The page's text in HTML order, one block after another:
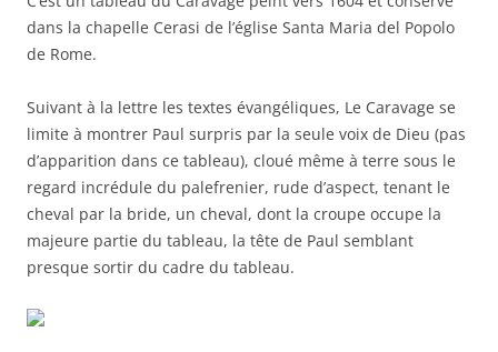
dans la chapelle Cerasi de l’église Santa Maria del Popolo
de Rome.
Suivant à la lettre les textes évangéliques, Le Caravage se
limite à montrer Paul surpris par la seule voix de Dieu (pas
d’apparition dans ce tableau), cloué même à terre sous le
regard incrédule du palefrenier, rude d’aspect, tenant le
cheval par la bride, un cheval, dont la croupe occupe la
majeure partie du tableau, la tête de Paul semblant
presque sortir du cadre du tableau.